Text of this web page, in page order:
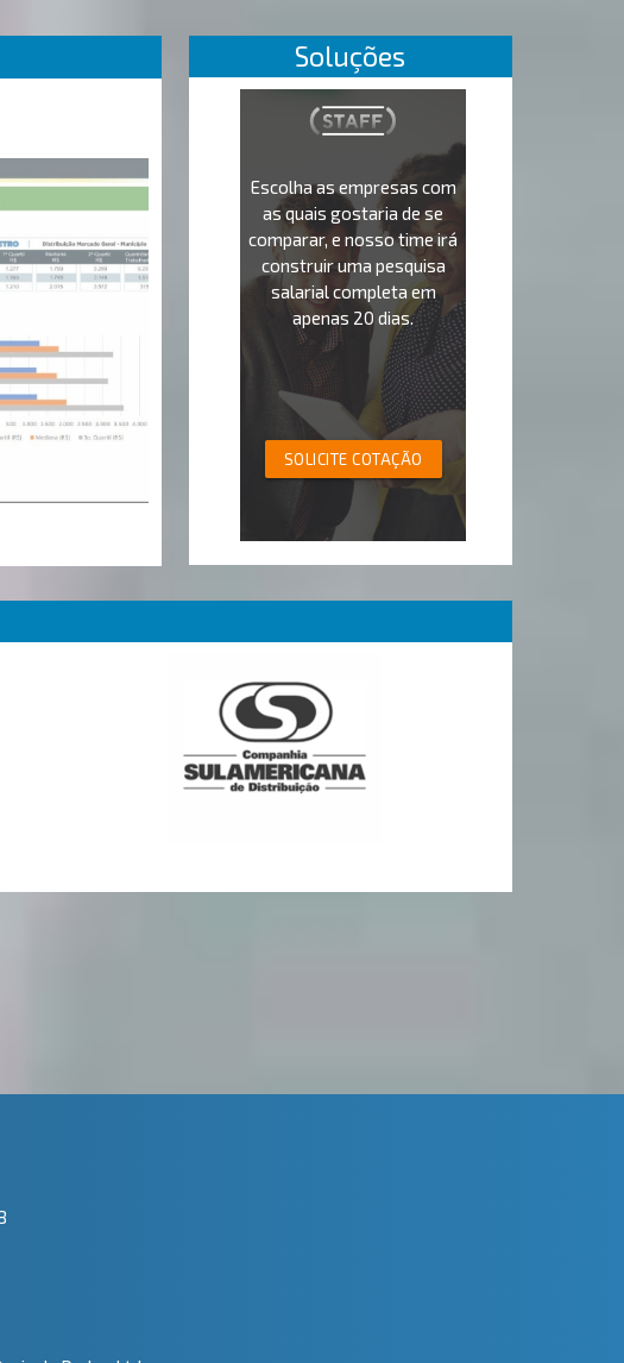
Soluções
Escolha as empresas com
as quais gostaria de se
comparar, e nosso time irá
construir uma pesquisa
salarial completa em
apenas 20 dias.
SOLICITE COTAÇÃO